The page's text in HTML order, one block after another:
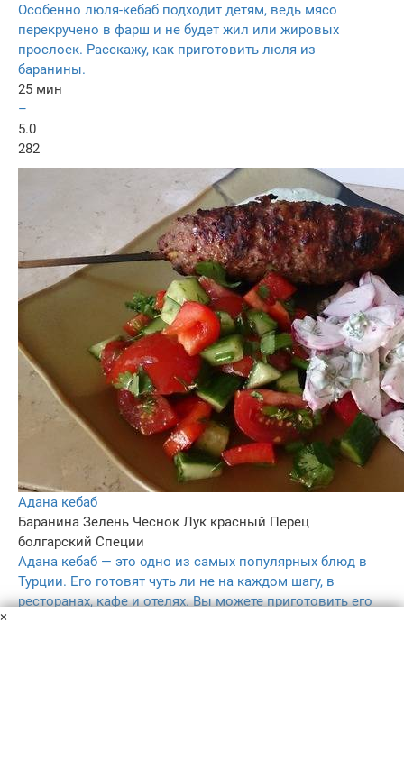
Особенно люля-кебаб подходит детям, ведь мясо
перекручено в фарш и не будет жил или жировых
прослоек. Расскажу, как приготовить люля из
баранины.
25 мин
–
5.0
282
Aдана кебаб
Баранина Зелень Чеснок Лук красный Перец
болгарский Специи
Адана кебаб — это одно из самых популярных блюд в
Турции. Его готовят чуть ли не на каждом шагу, в
ресторанах, кафе и отелях. Вы можете приготовить его
×